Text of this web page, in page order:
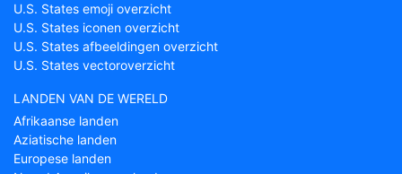
U.S. States emoji overzicht
U.S. States iconen overzicht
U.S. States afbeeldingen overzicht
U.S. States vectoroverzicht
LANDEN VAN DE WERELD
Afrikaanse landen
Aziatische landen
Europese landen